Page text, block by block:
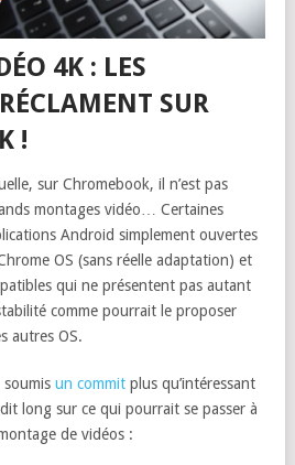
4K : LES
SUR
!
sur Chromebook, il n’est pas
montages vidéo… Certaines
Android simplement ouvertes
OS (sans réelle adaptation) et
qui ne présentent pas autant
comme pourrait le proposer
autres OS.
soumis un commit plus qu’intéressant
long sur ce qui pourrait se passer à
de vidéos :